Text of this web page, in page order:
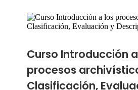
Curso Introducción
procesos
Clasificación,